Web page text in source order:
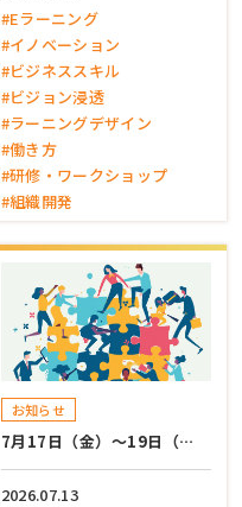
#Eラーニング
#イノベーション
#ビジネススキル
#ビジョン浸透
#ラーニングデザイン
#働き方
#研修・ワークショップ
#組織開発
お知らせ
7月17日（金）～19日（…
2026.07.13